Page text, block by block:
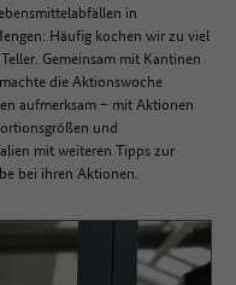
in
Häufig kochen wir zu viel
Gemeinsam mit Kantinen
die Aktionswoche
aufmerksam – mit Aktionen
und
mit weiteren Tipps zur
bei ihren Aktionen.